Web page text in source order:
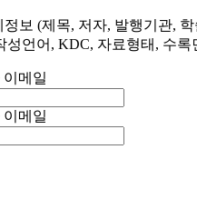
정보 (제목, 저자, 발행기관,
성언어, KDC, 자료형태, 수록
이메일
이메일